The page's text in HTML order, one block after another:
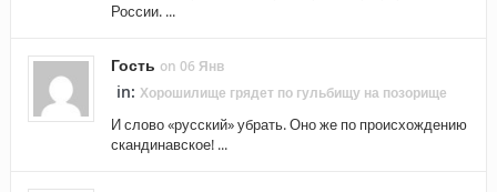
России. ...
Гость on 06 Янв
in: Хорошилище грядет по гульбищу на позорище
И слово «русский» убрать. Оно же по происхождению
скандинавское! ...